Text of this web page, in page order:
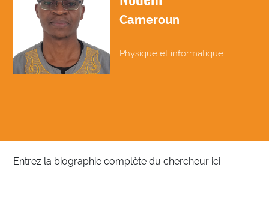
Cameroun
Physique et informatique
Entrez la biographie complète du chercheur ici